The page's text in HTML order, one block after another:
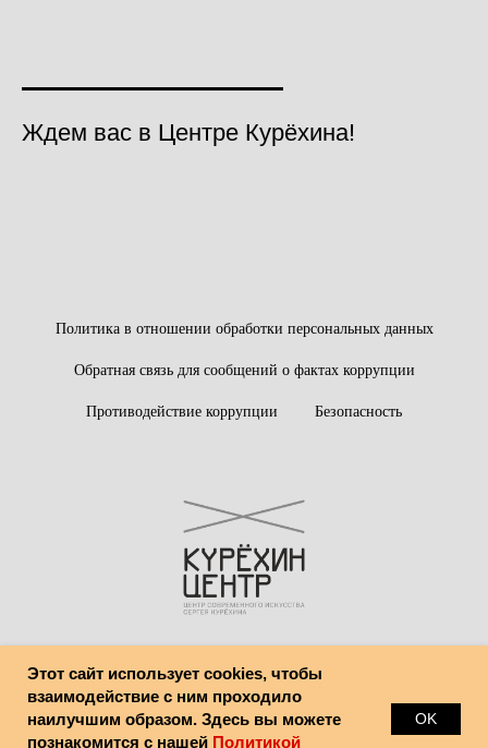
Ждем вас в Центре Курёхина!
Политика в отношении обработки персональных данных
Обратная связь для сообщений о фактах коррупции
Противодействие коррупции Безопасность
© Центр современного искусства имени Сергея Курёхина
Этот сайт использует cookies, чтобы
взаимодействие с ним проходило
наилучшим образом. Здесь вы можете
познакомится с нашей Политикой
OK